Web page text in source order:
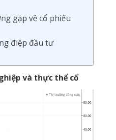
gặp về cổ phiếu
điệp đầu tư
và thực thể cổ